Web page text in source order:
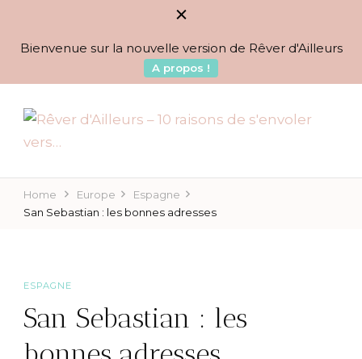
Bienvenue sur la nouvelle version de Rêver d'Ailleurs
A propos !
Rêver d'Ailleurs – 10
BLOG VOYAGES DEPUIS 2010
Home Europe
Espagne
San Sebastian : les bonnes adresses
ESPAGNE
San Sebastian : les